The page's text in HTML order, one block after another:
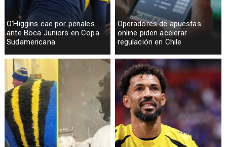
O'Higgins cae por penales
ante Boca Juniors en Copa
Sudamericana
Operadores de apuestas
online piden acelerar
regulación en Chile